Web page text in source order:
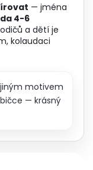
— jména
4-6
a dětí je
kolaudaci
motivem
— krásný